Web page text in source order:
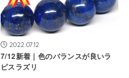
2022.07.12
7/12新着｜色のバランスが良いラ
ピスラズリ